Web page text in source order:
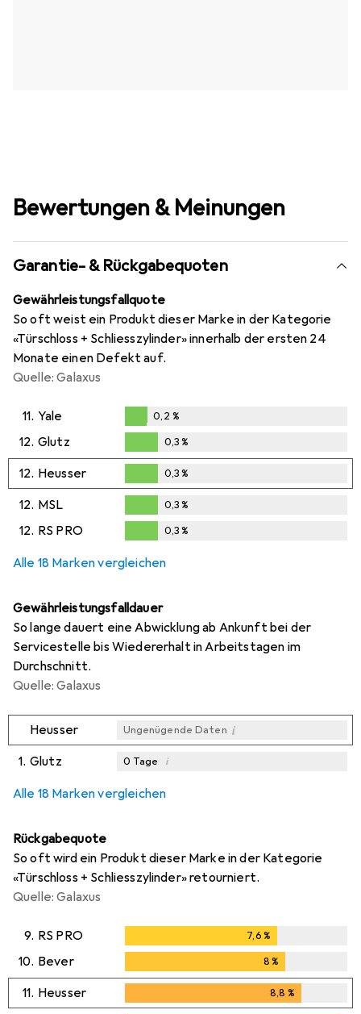
Bewertungen & Meinungen
Garantie- & Rückgabequoten
Gewährleistungsfallquote
So oft weist ein Produkt dieser Marke in der Kategorie
«Türschloss + Schliesszylinder» innerhalb der ersten 24
Monate einen Defekt auf.
Quelle: Galaxus
11. Yale
0,2%
0,2 %
12. Glutz
0,3%
0,3%
12. Heusser
0,3%
0,3%
12. MSL
0,3%
0,3%
12. RS PRO 0,3%
Alle 18 Marken vergleichen
Gewährleistungsfalldauer
So lange dauert eine Abwicklung ab Ankunft bei der
Servicestelle bis Wiedererhalt in Arbeitstagen im
Durchschnitt.
Quelle: Galaxus
Heusser Ungenügende Daten i
1. Glutz 0 Tage i
Alle 18 Marken vergleichen
Rückgabequote
So oft wird ein Produkt dieser Marke in der Kategorie
«Türschloss + Schliesszylinder» retourniert.
Quelle: Galaxus
9. RS PRO 7,6%
10. Bever 8%
11. Heusser 8,8 %